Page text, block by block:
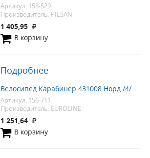
Артикул: 158-529
Производитель: PILSAN
1 405,95
В корзину
Подробнее
Велосипед Карабинер 431008 Норд /4/
Артикул: 156-711
Производитель: EUROLINE
1 251,64
В корзину